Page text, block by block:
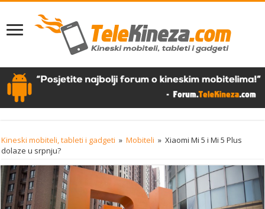
Kineski mobiteli, tableti i gadgeti » Mobiteli » Xiaomi Mi 5 i Mi 5 Plus
dolaze u srpnju?